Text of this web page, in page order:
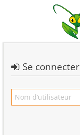
Se connecter